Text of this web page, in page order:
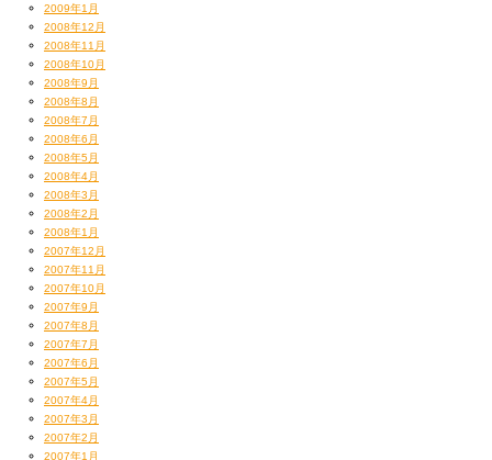
2009年1月
2008年12月
2008年11月
2008年10月
2008年9月
2008年8月
2008年7月
2008年6月
2008年5月
2008年4月
2008年3月
2008年2月
2008年1月
2007年12月
2007年11月
2007年10月
2007年9月
2007年8月
2007年7月
2007年6月
2007年5月
2007年4月
2007年3月
2007年2月
2007年1月